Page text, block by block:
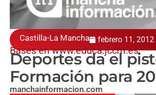
Castilla-La Mancha febrero 11, 2012
Bases en www.educa.jccm.es
Deportes da el
Formación para
manchainformacion.com